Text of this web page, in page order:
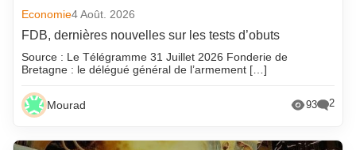
Economie4 Août. 2026
FDB, dernières nouvelles sur les tests d’obuts
Source : Le Télégramme 31 Juillet 2026 Fonderie de
Bretagne : le délégué général de l’armement […]
Mourad 93 2